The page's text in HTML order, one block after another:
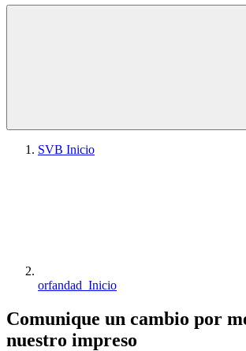
SVB Inicio
orfandad Inicio
Comunique un cambio por
nuestro impreso